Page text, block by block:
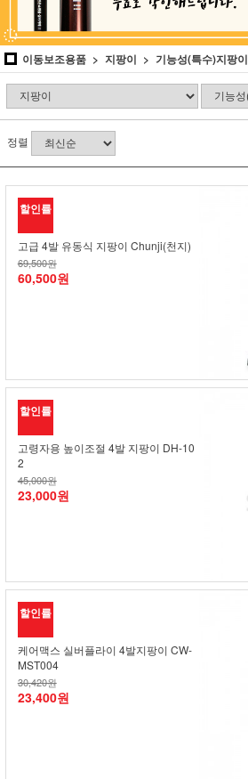
이동보조용품 지팡이 기능성(특수)지팡이
정렬
할인률
고급 4발 유동식 지팡이 Chunji(천지)
69,500원
60,500원
할인률
고령자용 높이조절 4발 지팡이 DH-10
2
45,000원
23,000원
할인률
케어맥스 실버플라이 4발지팡이 CW-
MST004
30,420원
23,400원